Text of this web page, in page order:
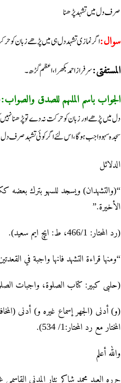
صرف دل میں تشہد پڑھنا
سوال:اگر نمازی تشہد دل ہی میں پڑھے زبان کو
المستفتی:سرفراز احمد بکھرا، اعظم گڑھ۔
الجواب باسم الملہم للصدق والصواب:
دل میں پڑھے اور زبان کو حرکت نہ دے تو پڑھنا نہیں
سجدہ سہو واجب ہوگا، اس لئے اگر کوئی تشہد صرف
الدلائل
“(والتشهدان) ويسجد للسهو بترك بعضه
الأخيرة.”
(رد المحتار: 466/1، ط: ایچ ایم سعید).
“ومنها قراءة التشهد فانها واجبة في
(حلبی کبیر: کتاب الصلوۃ، واجبات الصلوۃ، ص:258، ط: مکتبہ
(و) أدنى (الجهر إسماع غيره و) أدنى
المختار مع رد المحتار:1/ 534).
والله أعلم
حرره العبد محمد شاکر نثار المدني